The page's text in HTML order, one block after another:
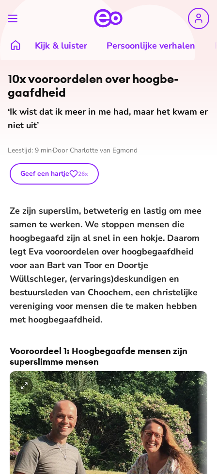
Kijk & luister Persoonlijke verhalen
10x vooroordelen over hoog­be­
gaafd­heid
‘Ik wist dat ik meer in me had, maar het kwam er
niet uit’
Leestijd: 9 min Door Charlotte van Egmond
Geef een hartje 26x
Ze zijn superslim, betweterig en lastig om mee
samen te werken. We stoppen mensen die
hoogbegaafd zijn al snel in een hokje. Daarom
legt Eva vooroordelen over hoogbegaafdheid
voor aan Bart van Toor en Doortje
Wüllschleger, (ervarings)deskundigen en
bestuursleden van Choochem, een christelijke
vereniging voor mensen die te maken hebben
met hoogbegaafdheid.
Vooroordeel 1: Hoogbegaafde mensen zijn
superslimme mensen